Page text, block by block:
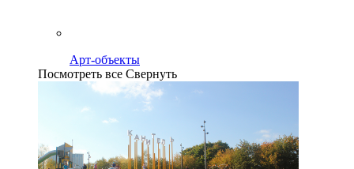
Арт-объекты
Посмотреть все Свернуть